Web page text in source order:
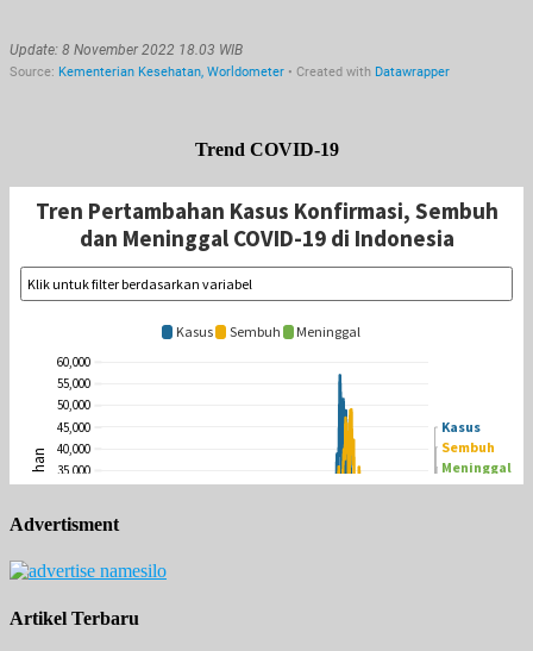
Trend COVID-19
Advertisment
Artikel Terbaru